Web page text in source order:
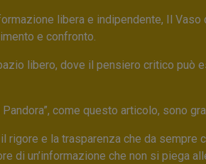
libera e indipendente, Il Vaso
e confronto.
libero, dove il pensiero critico può
come questo articolo, sono
rigore e la trasparenza che da sempre
di un’informazione che non si piega